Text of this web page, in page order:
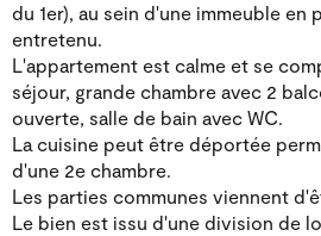
Balcon
Oui
du 1er), au sein d'une immeuble en
entretenu.
L'appartement est calme et se
séjour, grande chambre avec 2
ouverte, salle de bain avec WC.
La cuisine peut être déportée
d'une 2e chambre.
Les parties communes viennent
Le bien est issu d'une division de